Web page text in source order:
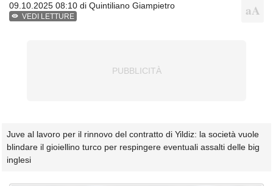
09.10.2025 08:10 di Quintiliano Giampietro
VEDI LETTURE
Juve al lavoro per il rinnovo del contratto di Yildiz: la società vuole
blindare il gioiellino turco per respingere eventuali assalti delle big
inglesi